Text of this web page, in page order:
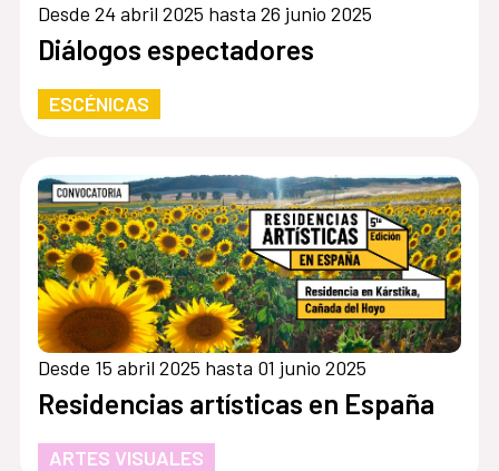
Desde 24 abril 2025 hasta 26 junio 2025
Diálogos espectadores
ESCÉNICAS
Desde 15 abril 2025 hasta 01 junio 2025
Residencias artísticas en España
ARTES VISUALES